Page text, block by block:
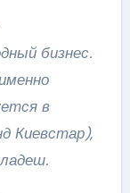
бизнес.
в
Киевстар),